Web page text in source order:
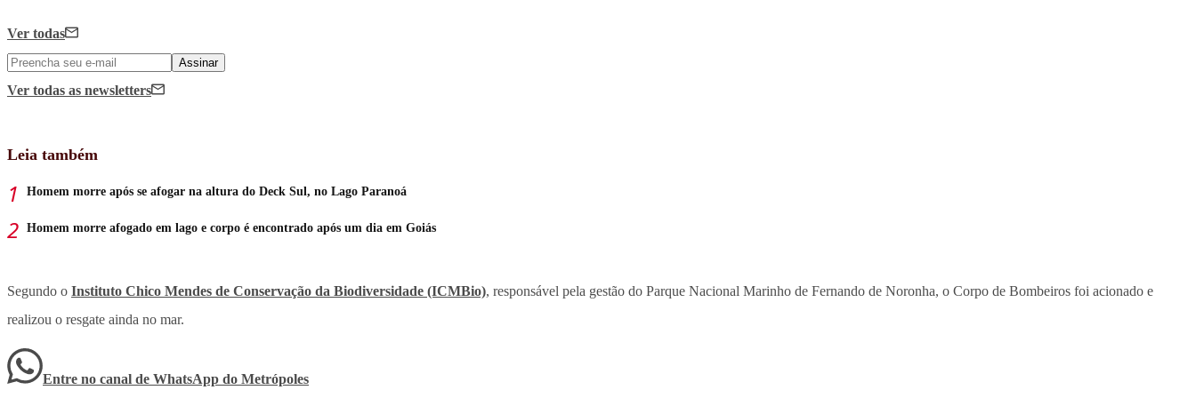
Ver todas
Assinar
Ver todas as newsletters
Leia também
Homem morre após se afogar na altura do Deck Sul, no Lago Paranoá
Homem morre afogado em lago e corpo é encontrado após um dia em Goiás
Segundo o Instituto Chico Mendes de Conservação da Biodiversidade (ICMBio), responsável pela gestão do Parque Nacional Marinho de Fernando de Noronha, o Corpo de Bombeiros foi acionado e
realizou o resgate ainda no mar.
Entre no canal de WhatsApp do Metrópoles